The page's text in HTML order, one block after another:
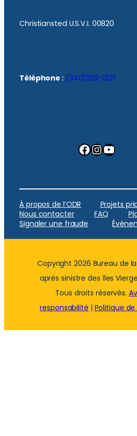
Christiansted U.S.V.I. 00820
Téléphone : (340)202-1221
Facebook InstagramYouTube
À propos de l’ODR Projets
Nous contacter
FAQ
Signaler une fraude
Copyright 2026 Bureau de
après sinistre des îles
Tous droits réservés.
responsabilité | Politique